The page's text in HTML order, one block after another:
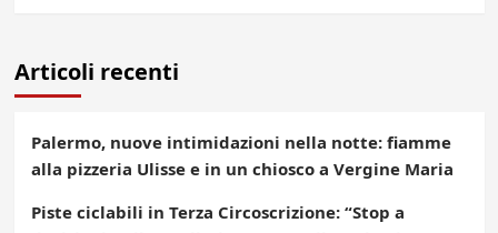
Articoli recenti
Palermo, nuove intimidazioni nella notte: fiamme
alla pizzeria Ulisse e in un chiosco a Vergine Maria
Piste ciclabili in Terza Circoscrizione: “Stop a